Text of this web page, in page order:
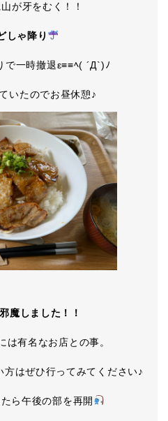
が牙をむく！！
しゃ降り
で一時撤退ε≡≡ﾍ( ´Д`)ﾉ
いたのでお昼休憩♪
魔しました！！
は有名なお店との事。
方はぜひ行ってみてください♪
ら午後の部を再開